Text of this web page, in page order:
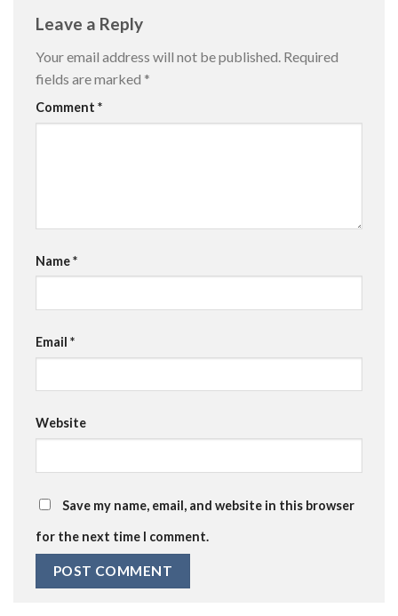
Leave a Reply
Your email address will not be published. Required
fields are marked *
Comment *
Name*
Email *
Website
Save my name, email, and website in this browser
for the next time I comment.